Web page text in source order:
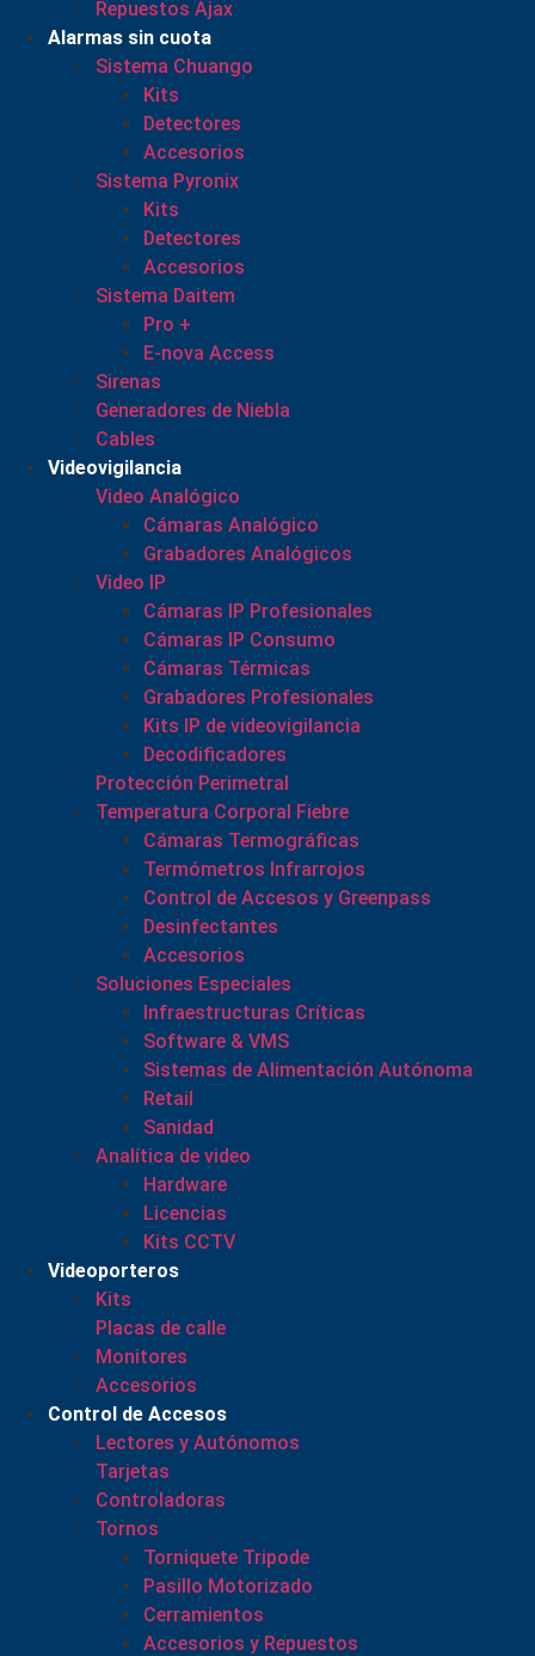
Repuestos Ajax
Alarmas sin cuota
Sistema Chuango
Kits
Detectores
Accesorios
Sistema Pyronix
Kits
Detectores
Accesorios
Sistema Daitem
Pro +
E-nova Access
Sirenas
Generadores de Niebla
Cables
Videovigilancia
Video Analógico
Cámaras Analógico
Grabadores Analógicos
Video IP
Cámaras IP Profesionales
Cámaras IP Consumo
Cámaras Térmicas
Grabadores Profesionales
Kits IP de videovigilancia
Decodificadores
Protección Perimetral
Temperatura Corporal Fiebre
Cámaras Termográficas
Termómetros Infrarrojos
Control de Accesos y Greenpass
Desinfectantes
Accesorios
Soluciones Especiales
Infraestructuras Críticas
Software & VMS
Sistemas de Alimentación Autónoma
Retail
Sanidad
Analítica de video
Hardware
Licencias
Kits CCTV
Videoporteros
Kits
Placas de calle
Monitores
Accesorios
Control de Accesos
Lectores y Autónomos
Tarjetas
Controladoras
Tornos
Torniquete Tripode
Pasillo Motorizado
Cerramientos
Accesorios y Repuestos